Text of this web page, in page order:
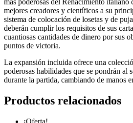
más poderosas del Renacimiento italiano
mejores creadores y científicos a su
sistema de colocación de losetas y de
deberán cumplir los requisitos de sus
cuantiosas cantidades de dinero por sus
puntos de victoria.
La expansión incluida ofrece una
poderosas habilidades que se pondrán al
durante la partida, cambiando de manos
Productos relacionados
¡Oferta!